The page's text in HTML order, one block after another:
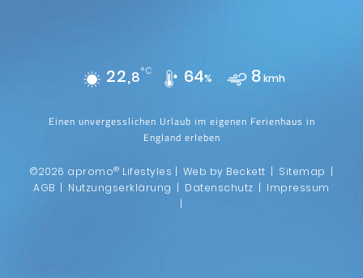
22,8°C 64% 8kmh
Einen unvergesslichen Urlaub im eigenen Ferienhaus in
England erleben
©2026 apromo® Lifestyles | Web by Beckett | Sitemap |
AGB | Nutzungserklärung | Datenschutz | Impressum
|